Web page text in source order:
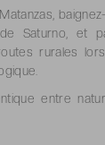
Saturno, et
rurales
entre